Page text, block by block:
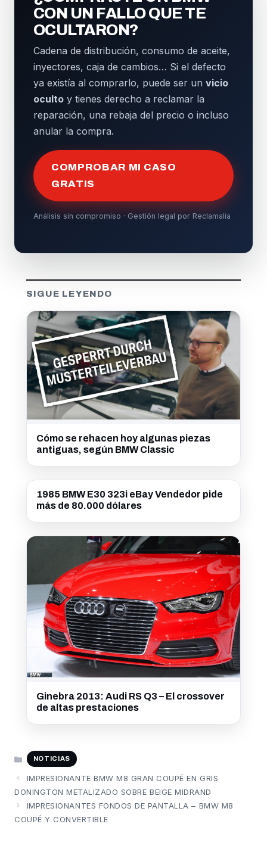
CON UN FALLO QUE TE
OCULTARON?
Cadena de distribución, consumo de aceite,
inyectores, caja de cambios… Si el defecto
ya existía al comprarlo, puede ser un vicio
oculto y tienes derecho a reclamar la
reparación, una rebaja del precio o incluso
anular la compra.
COMPROBAR MI CASO
GRATIS
Análisis sin compromiso · Gestión legal por Reclamalia
SIGUE LEYENDO
Cómo se rehacen hoy algunas piezas
antiguas, según BMW Classic
1985 BMW E30 323i eBay Vendedor pide
más de 80.000 dólares
Ginebra 2013: Audi RS Q3 – El crossover
de altas prestaciones
CATEGORÍAS
NOTICIAS
IMPRESIONANTE BMW M8 GRAN COUPÉ EN GRIS
DONINGTON METALIZADO SOBRE BEIGE MIDRAND
IMPRESIONANTES FONDOS DE PANTALLA – BMW M8
COUPÉ Y CONVERTIBLE